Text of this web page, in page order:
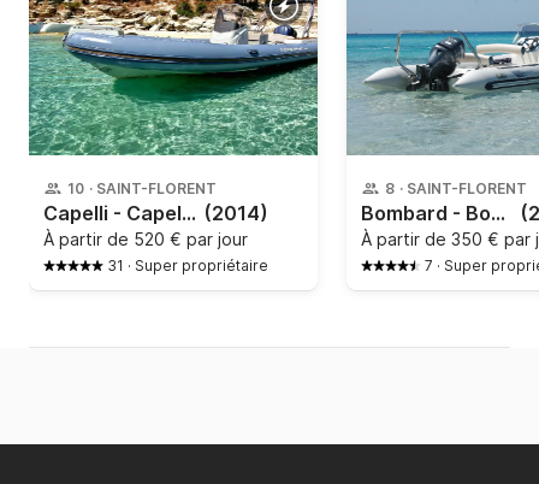
10 · SAINT-FLORENT
Capelli - Capelli Tempest 700 Sun (2014)
À partir de 520 € par jour
31 · Super propriétaire
8 · SAINT-FLORENT
Bombard - Bombard Explorer 640
À partir de 350 € par
7 · Super